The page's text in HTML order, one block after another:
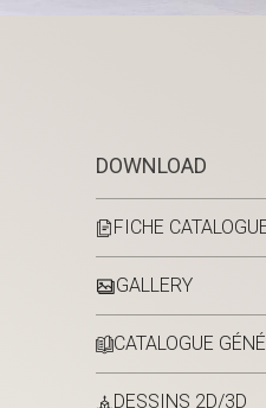
DOWNLOAD
FICHE
GALLERY
CATALOGUE
DESSINS 2D/3D